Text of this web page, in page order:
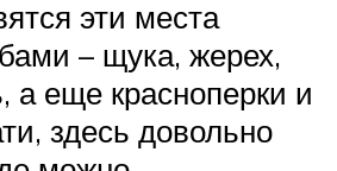
эти места
– щука, жерех,
а еще красноперки и
здесь довольно